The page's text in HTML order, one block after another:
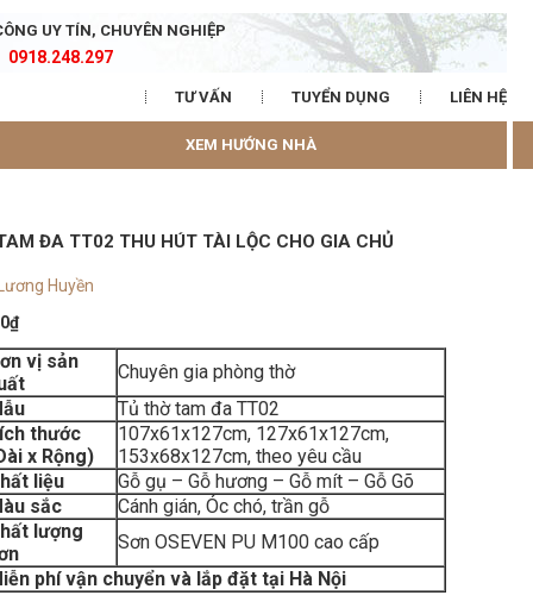
UY TÍN, CHUYÊN NGHIỆP
0918.248.297
TƯ VẤN TUYỂN DỤNG LIÊN HỆ
XEM HƯỚNG NHÀ
ĐA TT02 THU HÚT TÀI LỘC CHO GIA CHỦ
Huyền
₫
vị sản
Chuyên gia phòng thờ
Tủ thờ tam đa TT02
thước
x Rộng)
107x61x127cm, 127x61x127cm,
153x68x127cm, theo yêu cầu
liệu
Gỗ gụ – Gỗ hương – Gỗ mít – Gỗ Gõ
sắc
Cánh gián, Óc chó, trần gỗ
lượng
Sơn OSEVEN PU M100 cao cấp
phí vận chuyển và lắp đặt tại Hà Nội